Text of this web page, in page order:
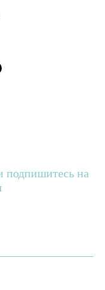
подпишитесь на